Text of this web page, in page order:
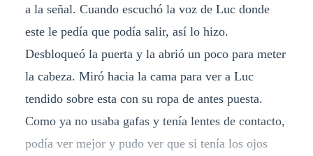
a la señal. Cuando escuchó la voz de Luc donde
este le pedía que podía salir, así lo hizo.
Desbloqueó la puerta y la abrió un poco para meter
la cabeza. Miró hacia la cama para ver a Luc
tendido sobre esta con su ropa de antes puesta.
Como ya no usaba gafas y tenía lentes de contacto,
podía ver mejor y pudo ver que si tenía los ojos